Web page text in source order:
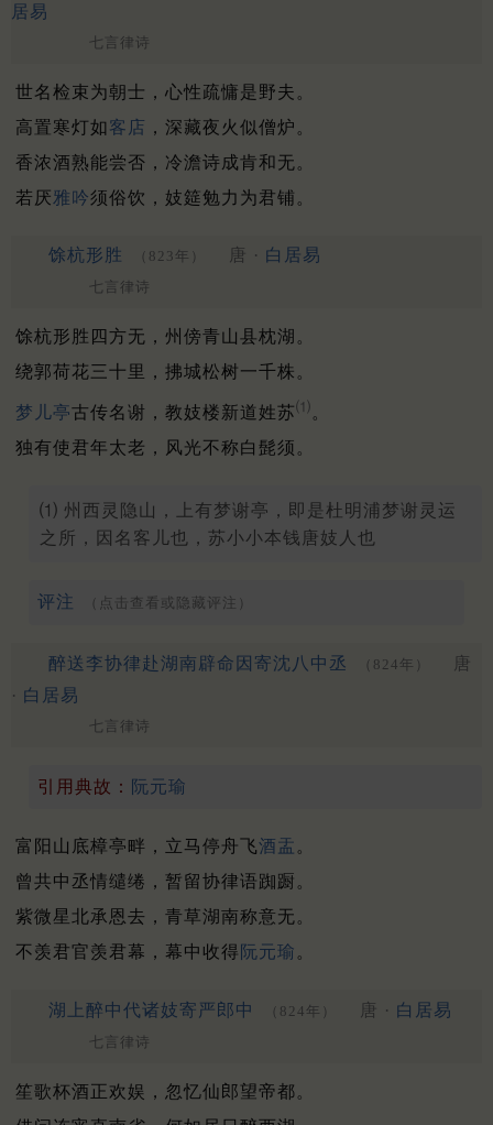
居易
七言律诗
世名检束为朝士，心性疏慵是野夫。
高置寒灯如客店 ，深藏夜火似僧炉。
香浓酒熟能尝否，冷澹诗成肯和无。
若厌雅吟须俗饮，妓筵勉力为君铺。
馀杭形胜 （823年） 唐 · 白居易
七言律诗
馀杭形胜四方无，州傍青山县枕湖。
绕郭荷花三十里，拂城松树一千株。
梦儿亭古传名谢，教妓楼新道姓苏⑴。
独有使君年太老，风光不称白髭须。
⑴ 州西灵隐山，上有梦谢亭，即是杜明浦梦谢灵运
之所，因名客儿也，苏小小本钱唐妓人也
评注 （点击查看或隐藏评注）
醉送李协律赴湖南辟命因寄沈八中丞 （824年）
唐
· 白居易
七言律诗
引用典故： 阮元瑜
富阳山底樟亭畔，立马停舟飞酒盂 。
曾共中丞情缱绻，暂留协律语踟蹰。
紫微星北承恩去，青草湖南称意无。
不羡君官羡君幕，幕中收得 阮元瑜 。
湖上醉中代诸妓寄严郎中 （824年） 唐 · 白居易
七言律诗
笙歌杯酒正欢娱，忽忆仙郎望帝都。